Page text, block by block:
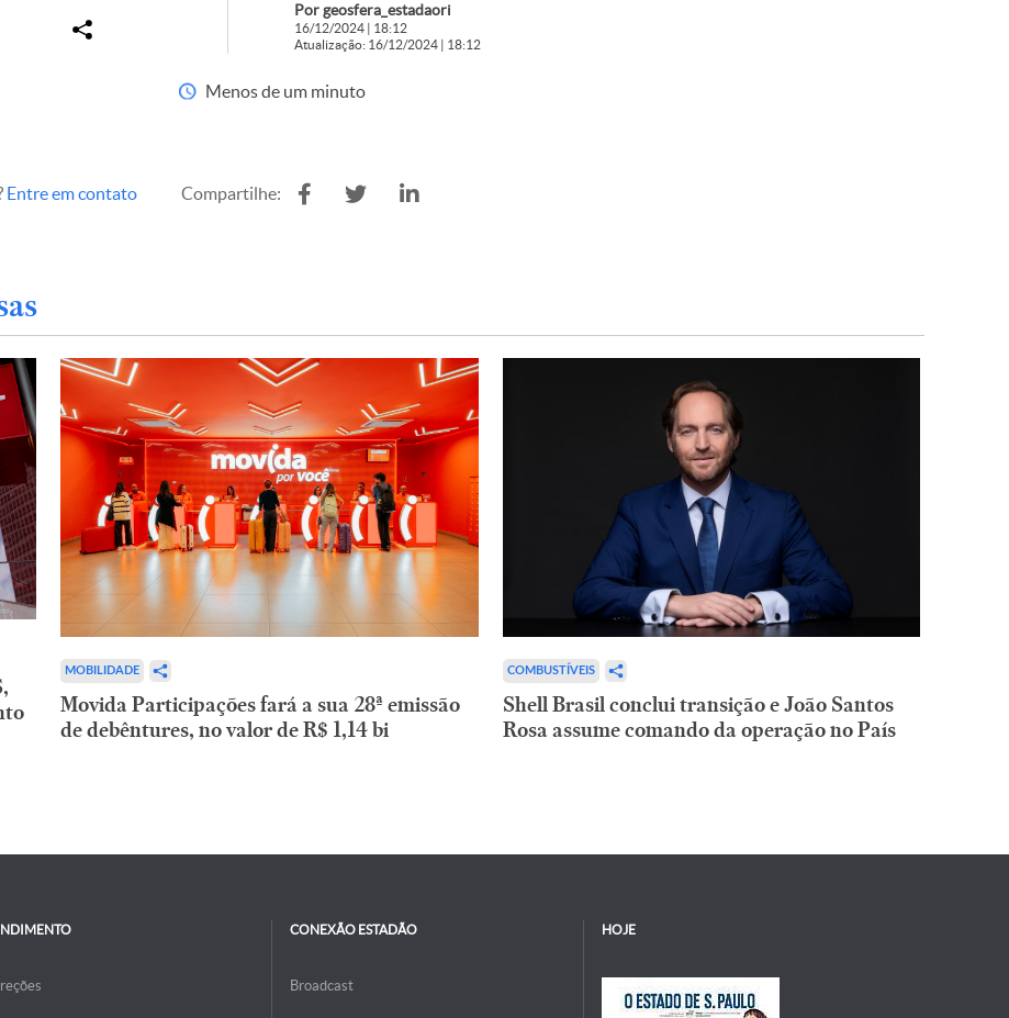
Por geosfera_estadaori
16/12/2024 | 18:12
Atualização: 16/12/2024 | 18:12
Menos de um minuto
Entre em contato Compartilhe:
MOBILIDADE
Movida Participações fará a sua 28ª emissão
de debêntures, no valor de R$ 1,14 bi
COMBUSTÍVEIS
Shell Brasil conclui transição e João Santos
Rosa assume comando da operação no País
CONEXÃO ESTADÃO
Broadcast
HOJE